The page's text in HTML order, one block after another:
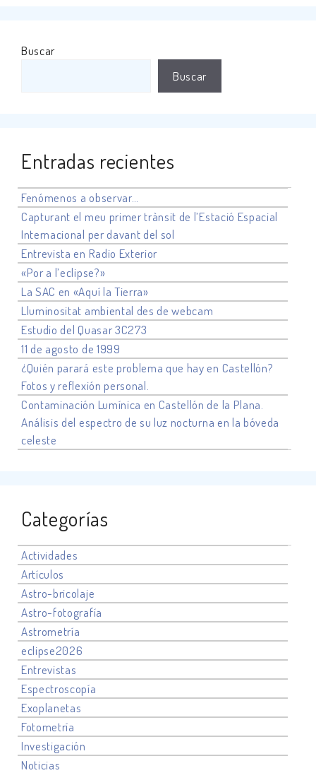
Buscar
Buscar
Entradas recientes
Fenómenos a observar…
Capturant el meu primer trànsit de l’Estació Espacial
Internacional per davant del sol
Entrevista en Radio Exterior
«Por a l’eclipse?»
La SAC en «Aquí la Tierra»
Lluminositat ambiental des de webcam
Estudio del Quasar 3C273
11 de agosto de 1999
¿Quién parará este problema que hay en Castellón?
Fotos y reflexión personal.
Contaminación Lumínica en Castellón de la Plana.
Análisis del espectro de su luz nocturna en la bóveda
celeste
Categorías
Actividades
Artículos
Astro-bricolaje
Astro-fotografía
Astrometría
eclipse2026
Entrevistas
Espectroscopía
Exoplanetas
Fotometría
Investigación
Noticias